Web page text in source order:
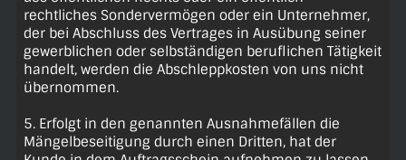
rechtliches Sondervermögen oder ein Unternehmer,
der bei Abschluss des Vertrages in Ausübung seiner
gewerblichen oder selbständigen beruflichen Tätigkeit
handelt, werden die Abschleppkosten von uns nicht
übernommen.
5. Erfolgt in den genannten Ausnahmefällen die
Mängelbeseitigung durch einen Dritten, hat der